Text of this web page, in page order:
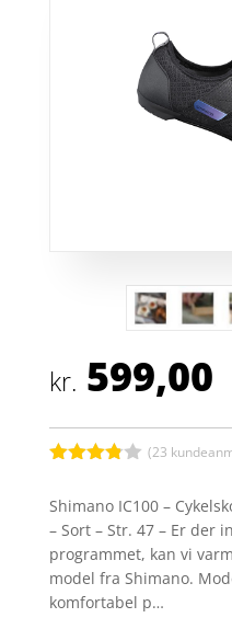
kr. 599,00
ud af 5
baseret
kundebed
ømmels
er
(23
Shimano IC100 –
– Sort – Str. 47 – Er der
programmet, kan vi
model fra Shimano.
komfortabel p…